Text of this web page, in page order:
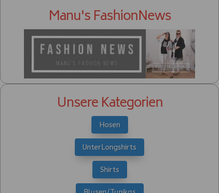
Manu's FashionNews
Unsere Kategorien
Hosen
UnterLongshirts
Shirts